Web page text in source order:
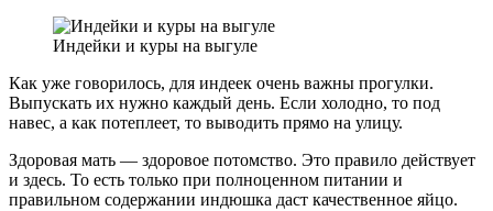
Индейки и куры на выгуле
Как уже говорилось, для индеек очень важны прогулки.
Выпускать их нужно каждый день. Если холодно, то под
навес, а как потеплеет, то выводить прямо на улицу.
Здоровая мать — здоровое потомство. Это правило действует
и здесь. То есть только при полноценном питании и
правильном содержании индюшка даст качественное яйцо.